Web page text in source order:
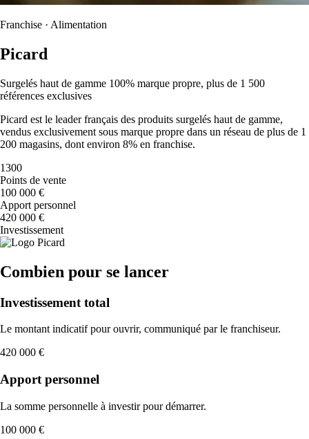
Franchise · Alimentation
Picard
Surgelés haut de gamme 100% marque propre, plus de 1 500
références exclusives
Picard est le leader français des produits surgelés haut de gamme,
vendus exclusivement sous marque propre dans un réseau de plus de 1
200 magasins, dont environ 8% en franchise.
1300
Points de vente
100 000 €
Apport personnel
420 000 €
Investissement
Combien pour se lancer
Investissement total
Le montant indicatif pour ouvrir, communiqué par le franchiseur.
420 000 €
Apport personnel
La somme personnelle à investir pour démarrer.
100 000 €